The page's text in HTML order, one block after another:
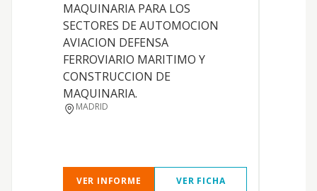
MAQUINARIA PARA LOS
SECTORES DE AUTOMOCION
AVIACION DEFENSA
FERROVIARIO MARITIMO Y
CONSTRUCCION DE
MAQUINARIA.
MADRID
VER INFORME VER FICHA